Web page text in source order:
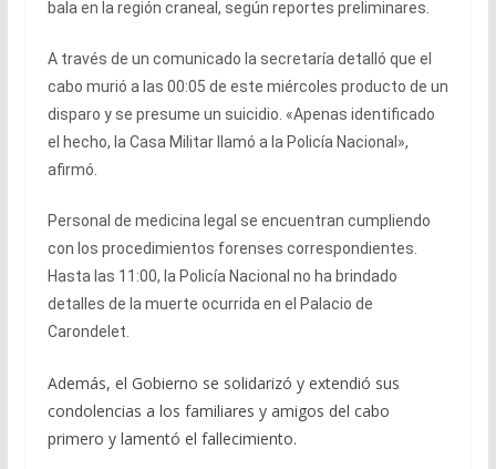
bala en la región craneal, según reportes preliminares.
A través de un comunicado la secretaría detalló que el
cabo murió a las 00:05 de este miércoles producto de un
disparo y se presume un suicidio. «Apenas identificado
el hecho, la Casa Militar llamó a la Policía Nacional»,
afirmó.
Personal de medicina legal se encuentran cumpliendo
con los procedimientos forenses correspondientes.
Hasta las 11:00, la Policía Nacional no ha brindado
detalles de la muerte ocurrida en el Palacio de
Carondelet.
Además, el Gobierno se solidarizó y extendió sus
condolencias a los familiares y amigos del cabo
primero y lamentó el fallecimiento.